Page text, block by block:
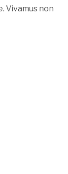
Vivamus non